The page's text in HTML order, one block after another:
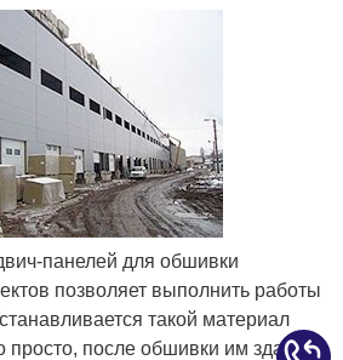
панелей для обшивки
позволяет выполнить работы
такой материал
просто, после обшивки им зданию